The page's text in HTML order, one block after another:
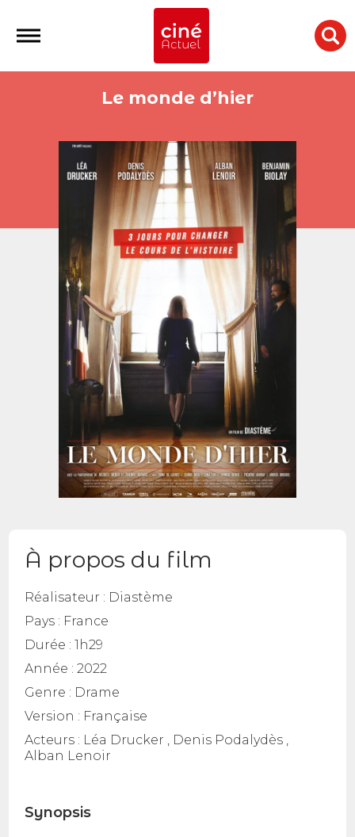
Le monde d’hier
À propos du film
Réalisateur : Diastème
Pays : France
Durée :1h29
Année :2022
Genre : Drame
Version : Française
Acteurs : Léa Drucker , Denis Podalydès ,
Alban Lenoir
Synopsis